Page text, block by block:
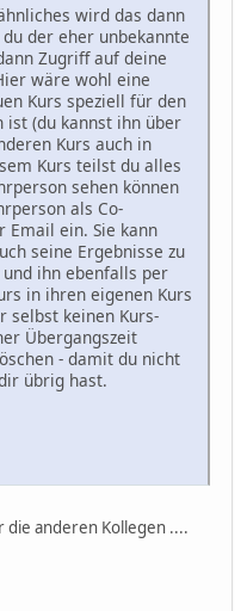
wird das dann
der eher unbekannte
Zugriff auf deine
wäre wohl eine
Kurs speziell für den
ist (du kannst ihn über
Kurs auch in
Kurs teilst du alles
sehen können
als Co-
Email ein. Sie kann
seine Ergebnisse zu
ihn ebenfalls per
in ihren eigenen Kurs
selbst keinen Kurs-
Übergangszeit
- damit du nicht
übrig hast.
die anderen Kollegen ....